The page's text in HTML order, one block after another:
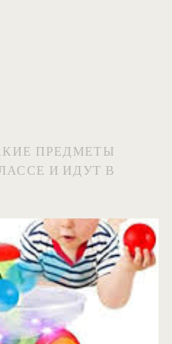
ПРЕДМЕТЫ
И ИДУТ В